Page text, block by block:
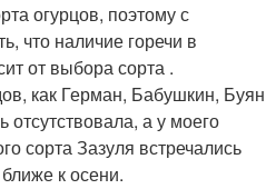
огурцов, поэтому с
что наличие горечи в
от выбора сорта .
как Герман, Бабушкин, Буян
отсутствовала, а у моего
сорта Зазуля встречались
к осени.